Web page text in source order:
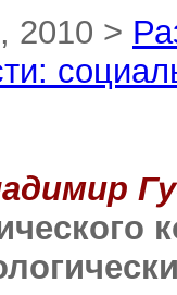
2010 >